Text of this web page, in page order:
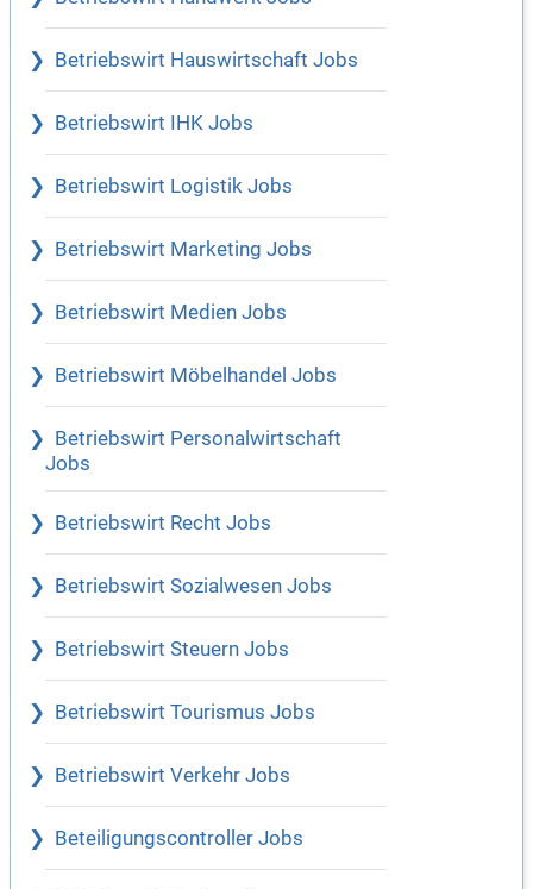
Betriebswirt Hauswirtschaft Jobs
Betriebswirt IHK Jobs
Betriebswirt Logistik Jobs
Betriebswirt Marketing Jobs
Betriebswirt Medien Jobs
Betriebswirt Möbelhandel Jobs
Betriebswirt Personalwirtschaft
Jobs
Betriebswirt Recht Jobs
Betriebswirt Sozialwesen Jobs
Betriebswirt Steuern Jobs
Betriebswirt Tourismus Jobs
Betriebswirt Verkehr Jobs
Beteiligungscontroller Jobs